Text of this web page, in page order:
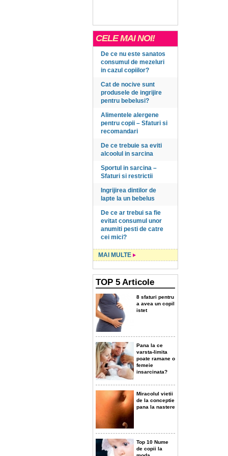
CELE MAI NOI!
De ce nu este sanatos
consumul de mezeluri
in cazul copiilor?
Cat de nocive sunt
produsele de ingrijire
pentru bebelusi?
Alimentele alergene
pentru copii – Sfaturi si
recomandari
De ce trebuie sa eviti
alcoolul in sarcina
Sportul in sarcina –
Sfaturi si restrictii
Ingrijirea dintilor de
lapte la un bebelus
De ce ar trebui sa fie
evitat consumul unor
anumiti pesti de catre
cei mici?
MAI MULTE
TOP 5 Articole
8 sfaturi pentru
a avea un copil
istet
Pana la ce
varsta-limita
poate ramane o
femeie
insarcinata?
Miracolul vietii
de la conceptie
pana la nastere
Top 10 Nume
de copii la